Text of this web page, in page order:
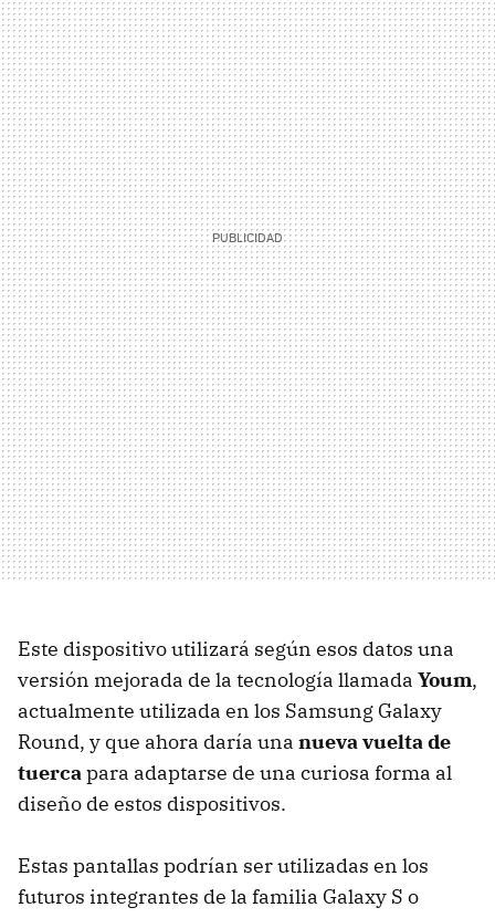
Este dispositivo utilizará según esos datos una
versión mejorada de la tecnología llamada Youm,
actualmente utilizada en los Samsung Galaxy
Round, y que ahora daría una nueva vuelta de
tuercapara adaptarse de una curiosa forma al
diseño de estos dispositivos.
Estas pantallas podrían ser utilizadas en los
futuros integrantes de la familia Galaxy S o